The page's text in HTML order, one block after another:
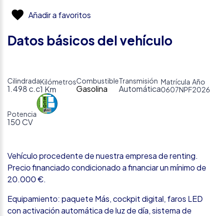
Añadir a favoritos
Datos básicos del vehículo
Cilindrada
1.498 c.c
Kilómetros
1 Km
Combustible
Gasolina
Transmisión
Automática
Matrícula
0607NPF
Año
2026
Potencia
150 CV
Vehículo procedente de nuestra empresa de renting.
Precio financiado condicionado a financiar un mínimo de
20.000 €.
Equipamiento: paquete Más, cockpit digital, faros LED
con activación automática de luz de día, sistema de